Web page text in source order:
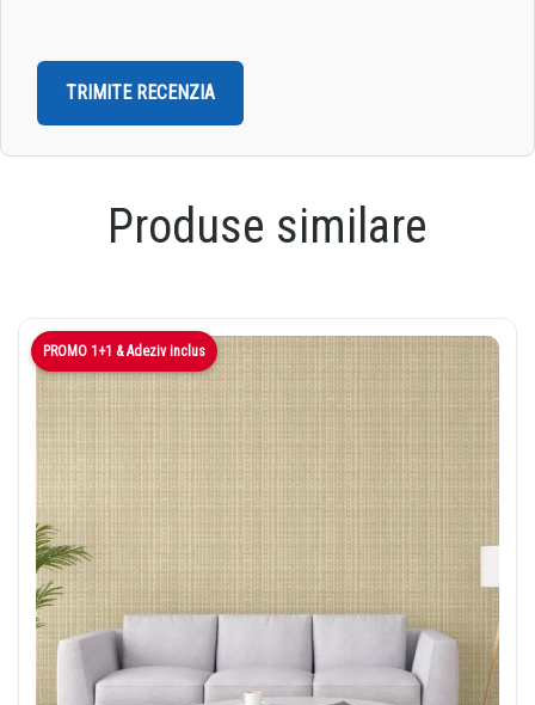
Produse similare
PROMO 1+1 & Adeziv inclus